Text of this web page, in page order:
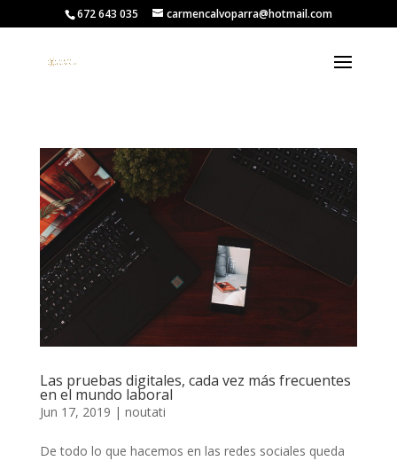
672 643 035 carmencalvoparra@hotmail.com
Las pruebas digitales, cada vez más frecuentes
en el mundo laboral
Jun 17, 2019 | noutati
De todo lo que hacemos en las redes sociales queda